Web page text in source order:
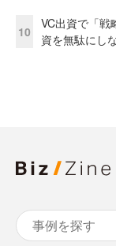
10
VC出資で「戦
資を無駄にし